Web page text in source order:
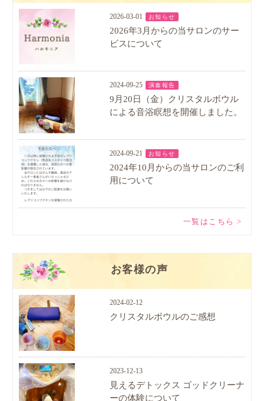
2026-03-01 お知らせ
2026年3月からの当サロンのサー
ビスについて
2024-09-25 演奏報告
9月20日（金）クリスタルボウル
による音浴瞑想を開催しました。
2024-09-21 お知らせ
2024年10月からの当サロンのご利
用について
一覧はこちら >
お客様の声
2024-02-12
クリスタルボウルのご感想
2023-12-13
見えるデトックス ゴッドクリーナ
ーの体験について